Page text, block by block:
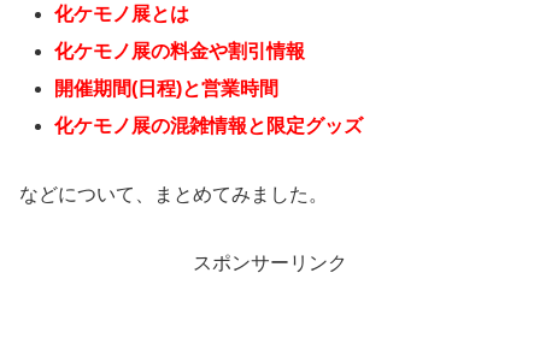
化ケモノ展とは
化ケモノ展の料金や割引情報
開催期間(日程)と営業時間
化ケモノ展の混雑情報と 限定グッズ
などについて、まとめてみました。
スポンサーリンク